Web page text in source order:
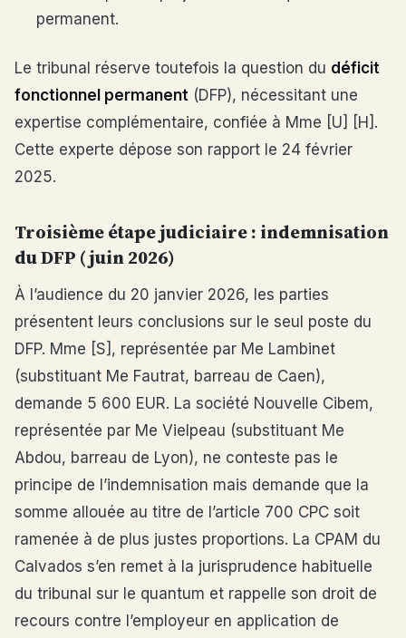
permanent.
Le tribunal réserve toutefois la question du déficit
fonctionnel permanent (DFP), nécessitant une
expertise complémentaire, confiée à Mme [U] [H].
Cette experte dépose son rapport le 24 février
2025.
Troisième étape judiciaire : indemnisation
du DFP (juin 2026)
À l’audience du 20 janvier 2026, les parties
présentent leurs conclusions sur le seul poste du
DFP. Mme [S], représentée par Me Lambinet
(substituant Me Fautrat, barreau de Caen),
demande 5 600 EUR. La société Nouvelle Cibem,
représentée par Me Vielpeau (substituant Me
Abdou, barreau de Lyon), ne conteste pas le
principe de l’indemnisation mais demande que la
somme allouée au titre de l’article 700 CPC soit
ramenée à de plus justes proportions. La CPAM du
Calvados s’en remet à la jurisprudence habituelle
du tribunal sur le quantum et rappelle son droit de
recours contre l’employeur en application de